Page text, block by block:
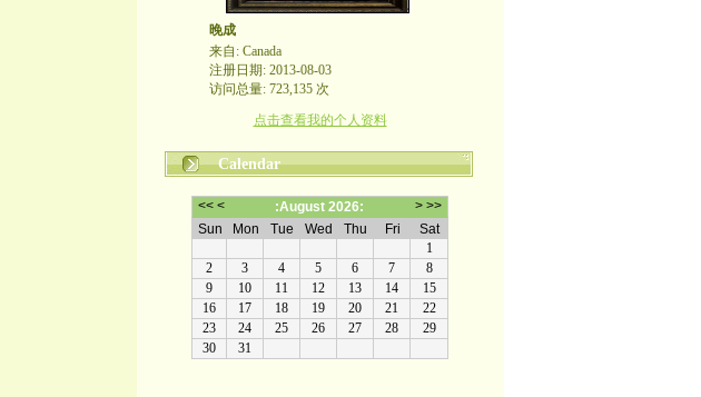
晚成
来自: Canada
注册日期: 2013-08-03
访问总量: 723,135 次
点击查看我的个人资料
Calendar